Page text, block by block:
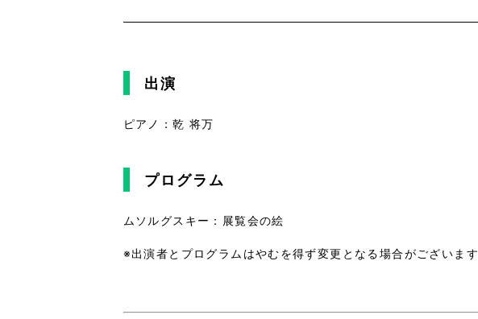
出演
ピアノ：乾 将万
プログラム
ムソルグスキー：展覧会の絵
※出演者とプログラムはやむを得ず変更となる場合がございます